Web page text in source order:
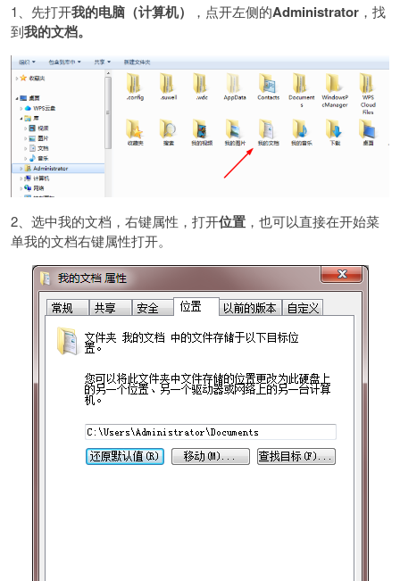
1、先打开我的电脑（计算机） ，点开左侧的Administrator ，找
到我的文档。
2、选中我的文档，右键属性，打开位置 ，也可以直接在开始菜
单我的文档右键属性打开。